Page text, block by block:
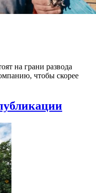
на грани развода
чтобы скорее